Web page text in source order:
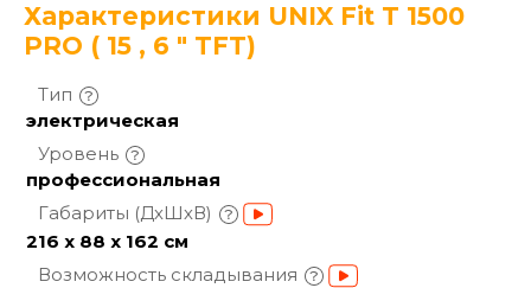
Характеристики UNIX Fit T 1500
PRO ( 15 , 6 " TFT)
Тип
электрическая
Уровень
профессиональная
Габариты (ДхШхВ)
216 х 88 х 162 см
Возможность складывания